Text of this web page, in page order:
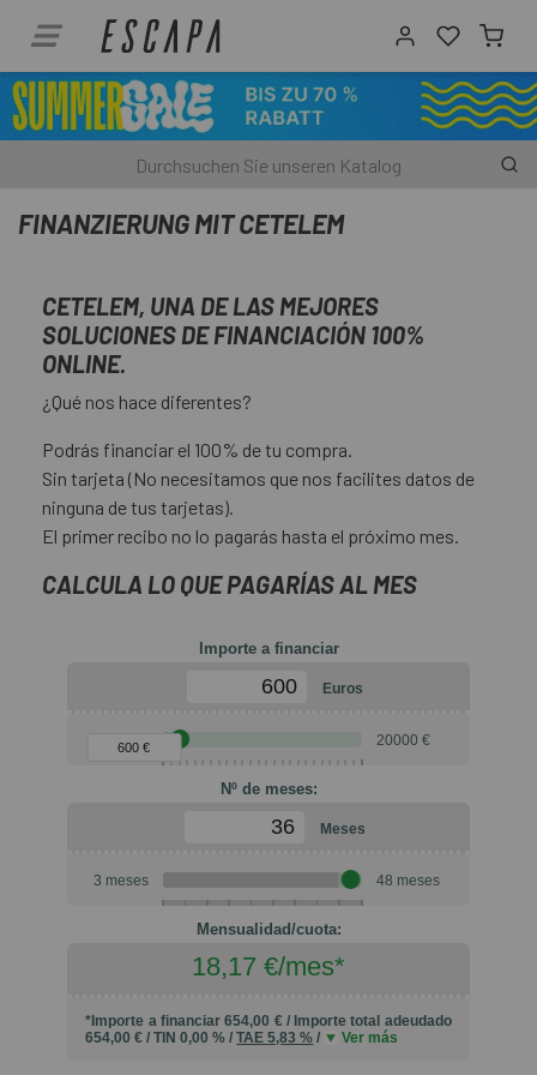
FINANZIERUNG MIT CETELEM
CETELEM, UNA DE LAS MEJORES
SOLUCIONES DE FINANCIACIÓN 100%
ONLINE.
¿Qué nos hace diferentes?
Podrás financiar el 100% de tu compra.
Sin tarjeta (No necesitamos que nos facilites datos de
ninguna de tus tarjetas).
El primer recibo no lo pagarás hasta el próximo mes.
CALCULA LO QUE PAGARÍAS AL MES
Importe a financiar
Euros
90 €
600 € 20000 €
Nº de meses:
Meses
3 meses 48 meses
Mensualidad/cuota:
18,17 €/mes*
*Importe a financiar654,00 € / Importe total adeudado
654,00 € /TIN0,00 % /TAE5,83 % / Ver más